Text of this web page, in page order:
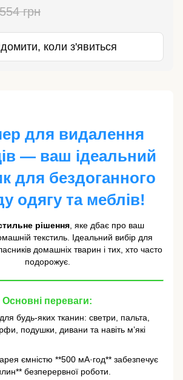
554 грн
коли з'явиться
для видалення
— ваш ідеальний
для бездоганного
одягу та меблів!
рішення , яке дбає про ваш
текстиль. Ідеальний вибір для
домашніх тварин і тих, хто часто
подорожує.
Основні переваги:
будь-яких тканин: светри, пальта,
подушки, дивани та навіть м’які
ємністю **500 мА·год** забезпечує
безперервної роботи.